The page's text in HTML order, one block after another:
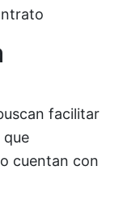
facilitar
que
cuentan con